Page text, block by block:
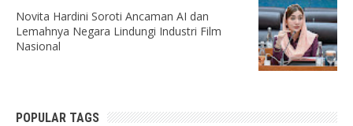
Novita Hardini Soroti Ancaman AI dan
Lemahnya Negara Lindungi Industri Film
Nasional
POPULAR TAGS